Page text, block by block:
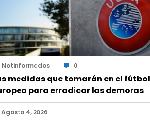
Notinformados 0
medidas que tomarán en el fútbol
para erradicar las demoras
Agosto 4, 2026